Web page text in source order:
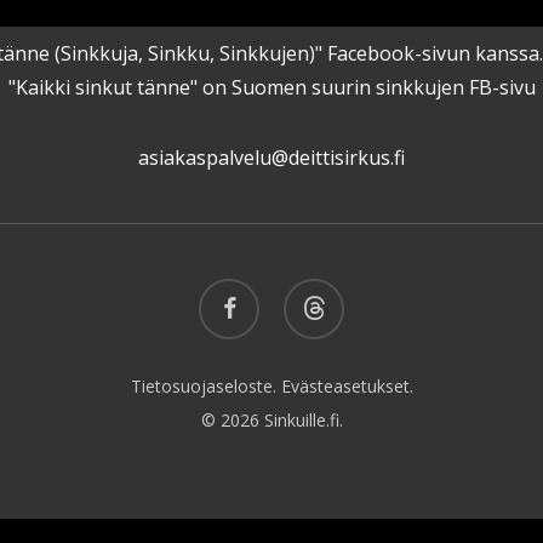
(Sinkkuja, Sinkku, Sinkkujen)" Facebook-sivun
"Kaikki sinkut tänne" on Suomen suurin sinkkujen FB-sivu
asiakaspalvelu@deittisirkus.fi
facebook threads
Tietosuojaseloste. Evästeasetukset.
© 2026 Sinkuille.fi.